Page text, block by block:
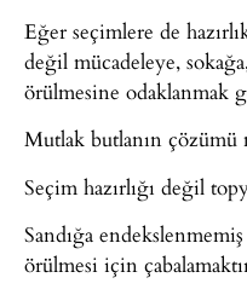
Eğer seçimlere de
değil mücadeleye,
örülmesine odaklanmak
Mutlak butlanın
Seçim hazırlığı değil
Sandığa
örülmesi için